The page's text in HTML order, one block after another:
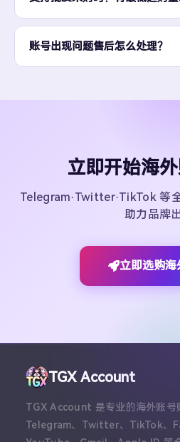
账号出现问题售后怎么处理？
立即开始海
Telegram·Twitter·TikTok 等
助力品牌
立即选购海
TGX Account
TGX Account 是专业的海外账号
Telegram、Twitter、TikTok、